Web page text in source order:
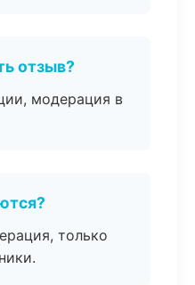
отзыв?
модерация в
только